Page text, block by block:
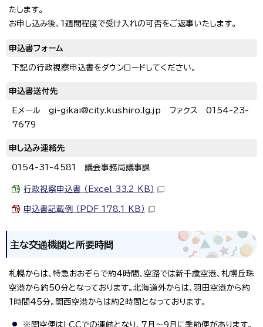
たします。
お申し込み後、1週間程度で受け入れの可否をご返事いたします。
申込書フォーム
下記の行政視察申込書をダウンロードしてください。
申込書送付先
Eメール gi-gikai@city.kushiro.lg.jp ファクス 0154-23-
7679
申し込み連絡先
0154-31-4581 議会事務局議事課
行政視察申込書 （Excel 33.2 KB）
申込書記載例 （PDF 178.1 KB）
主な交通機関と所要時間
札幌からは、特急おおぞらで約4時間、空路では新千歳空港、札幌丘珠
空港から約50分となっております。北海道外からは、羽田空港から約
1時間45分。関西空港からは約2時間となっております。
※関空便はLCCでの運航となり、7月～9月に季節便があります。